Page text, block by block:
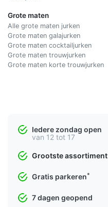
Grote maten
Alle grote maten jurken
Grote maten galajurken
Grote maten cocktailjurken
Grote maten trouwjurken
Grote maten korte trouwjurken
Iedere zondag open
van 12 tot 17
Grootste assortiment
Gratis parkeren*
7 dagen geopend